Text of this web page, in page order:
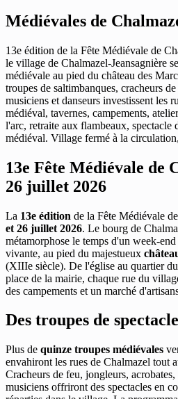
Médiévales de
13e édition de la Fête Médiévale de
le village de Chalmazel-Jeansagnière
médiévale au pied du château des
troupes de saltimbanques, cracheurs
musiciens et danseurs investissent les
médiéval, tavernes, campements,
l'arc, retraite aux flambeaux, spectacle
médiéval. Village fermé à la
13e Fête Médiévale de
26 juillet 2026
La 13e édition de la Fête Médiévale
et 26 juillet 2026. Le bourg de
métamorphose le temps d'un week-
vivante, au pied du majestueux
(XIIIe siècle). De l'église au quartier
place de la mairie, chaque rue du
des campements et un marché
Des troupes de
Plus de quinze troupes médiévales
envahiront les rues de Chalmazel tout
Cracheurs de feu, jongleurs,
musiciens offriront des spectacles en